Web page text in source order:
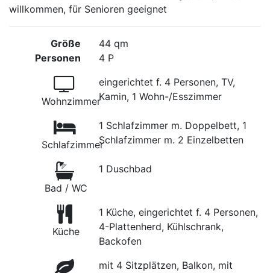
willkommen, für Senioren geeignet
Größe
Personen
44 qm
4 P
Wohnzimmer
eingerichtet f. 4 Personen, TV,
Kamin, 1 Wohn-/Esszimmer
Schlafzimmer
1 Schlafzimmer m. Doppelbett, 1
Schlafzimmer m. 2 Einzelbetten
Bad / WC
1 Duschbad
Küche
1 Küche, eingerichtet f. 4 Personen,
4-Plattenherd, Kühlschrank,
Backofen
mit 4 Sitzplätzen, Balkon, mit